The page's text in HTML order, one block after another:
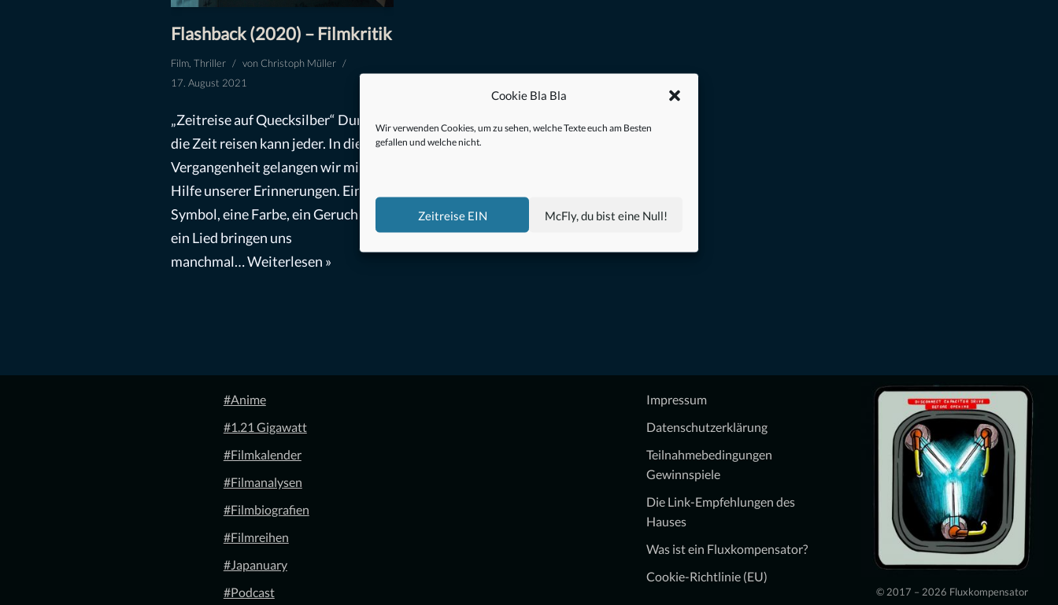
Cookie Bla Bla
Wir verwenden Cookies, um zu sehen, welche Texte euch am Besten
gefallen und welche nicht.
Zeitreise EIN McFly, du bist eine Null!
Flashback (2020) – Filmkritik
Film, Thriller vonChristoph Müller
17. August 2021
„Zeitreise auf Quecksilber“ Durch
die Zeit reisen kann jeder. In die
Vergangenheit gelangen wir mit
Hilfe unserer Erinnerungen. Ein
Symbol, eine Farbe, ein Geruch oder
ein Lied bringen uns
manchmal…Weiterlesen »
#Anime
#1.21 Gigawatt
#Filmkalender
#Filmanalysen
#Filmbiografien
#Filmreihen
#Japanuary
#Podcast
Impressum
Datenschutzerklärung
Teilnahmebedingungen
Gewinnspiele
Die Link-Empfehlungen des
Hauses
Was ist ein Fluxkompensator?
Cookie-Richtlinie (EU)
© 2017 – 2026 Fluxkompensator